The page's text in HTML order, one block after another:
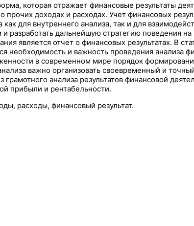
которая отражает финансовые результаты
доходах и расходах. Учет финансовых
для внутреннего анализа, так и для
разработать дальнейшую стратегию поведения
является отчет о финансовых результатах. В
необходимость и важность проведения анализа
в современном мире порядок
важно организовать своевременный и
грамотного анализа результатов финансовой
прибыли и рентабельности.
расходы, финансовый результат.